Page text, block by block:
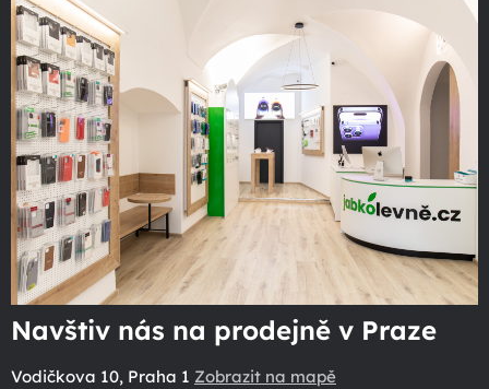
Navštiv nás na prodejně v Praze
Vodičkova 10, Praha 1 Zobrazit na mapě